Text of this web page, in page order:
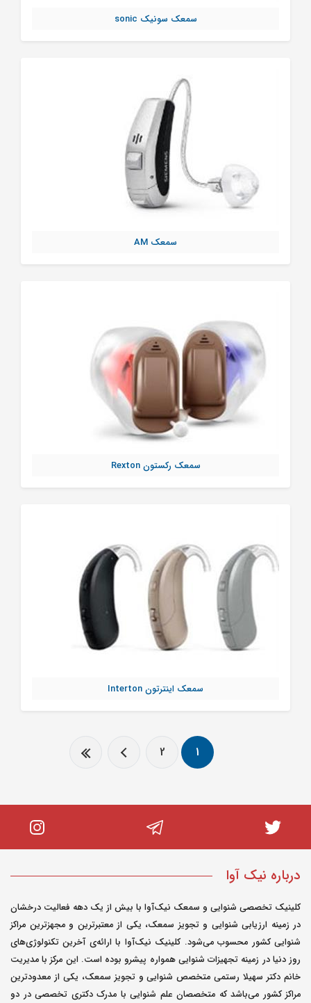
سمعک سونیک sonic
سمعک AM
سمعک رکستون Rexton
سمعک اینترتون Interton
1
2
درباره نیک آوا
کلینیک تخصصی شنوایی و سمعک نیک‌آوا با بیش از یک دهه فعالیت درخشان
در زمینه ارزیابی شنوایی و تجویز سمعک، یکی از معتبرترین و مجهزترین مراکز
شنوایی کشور محسوب می‌شود. کلینیک نیک‌آوا با ارائه‌ی آخرین تکنولوژی‌های
روز دنیا در زمینه تجهیزات شنوایی همواره پیشرو بوده است. این مرکز با مدیریت
خانم دکتر سهیلا رستمی متخصص شنوایی و تجویز سمعک، یکی از معدودترین
مراکز کشور می‌باشد که متخصصان علم شنوایی با مدرک دکتری تخصصی در دو